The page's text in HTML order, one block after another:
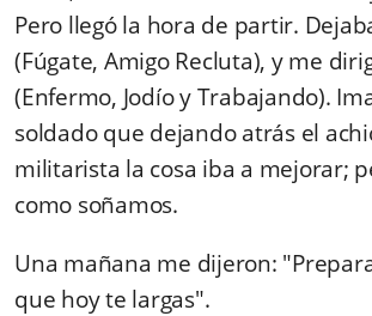
Pero llegó la hora de partir.
(Fúgate, Amigo Recluta), y me
(Enfermo, Jodío y Trabajando).
soldado que dejando atrás el
militarista la cosa iba a mejorar;
como soñamos.
Una mañana me dijeron:
que hoy te largas".